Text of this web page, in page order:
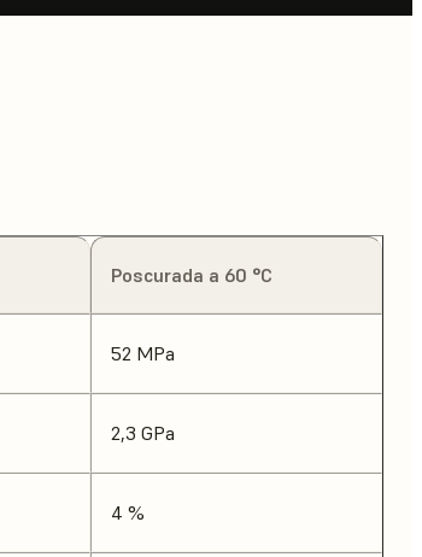
Poscurada a 60 °C
52 MPa
2,3 GPa
4 %